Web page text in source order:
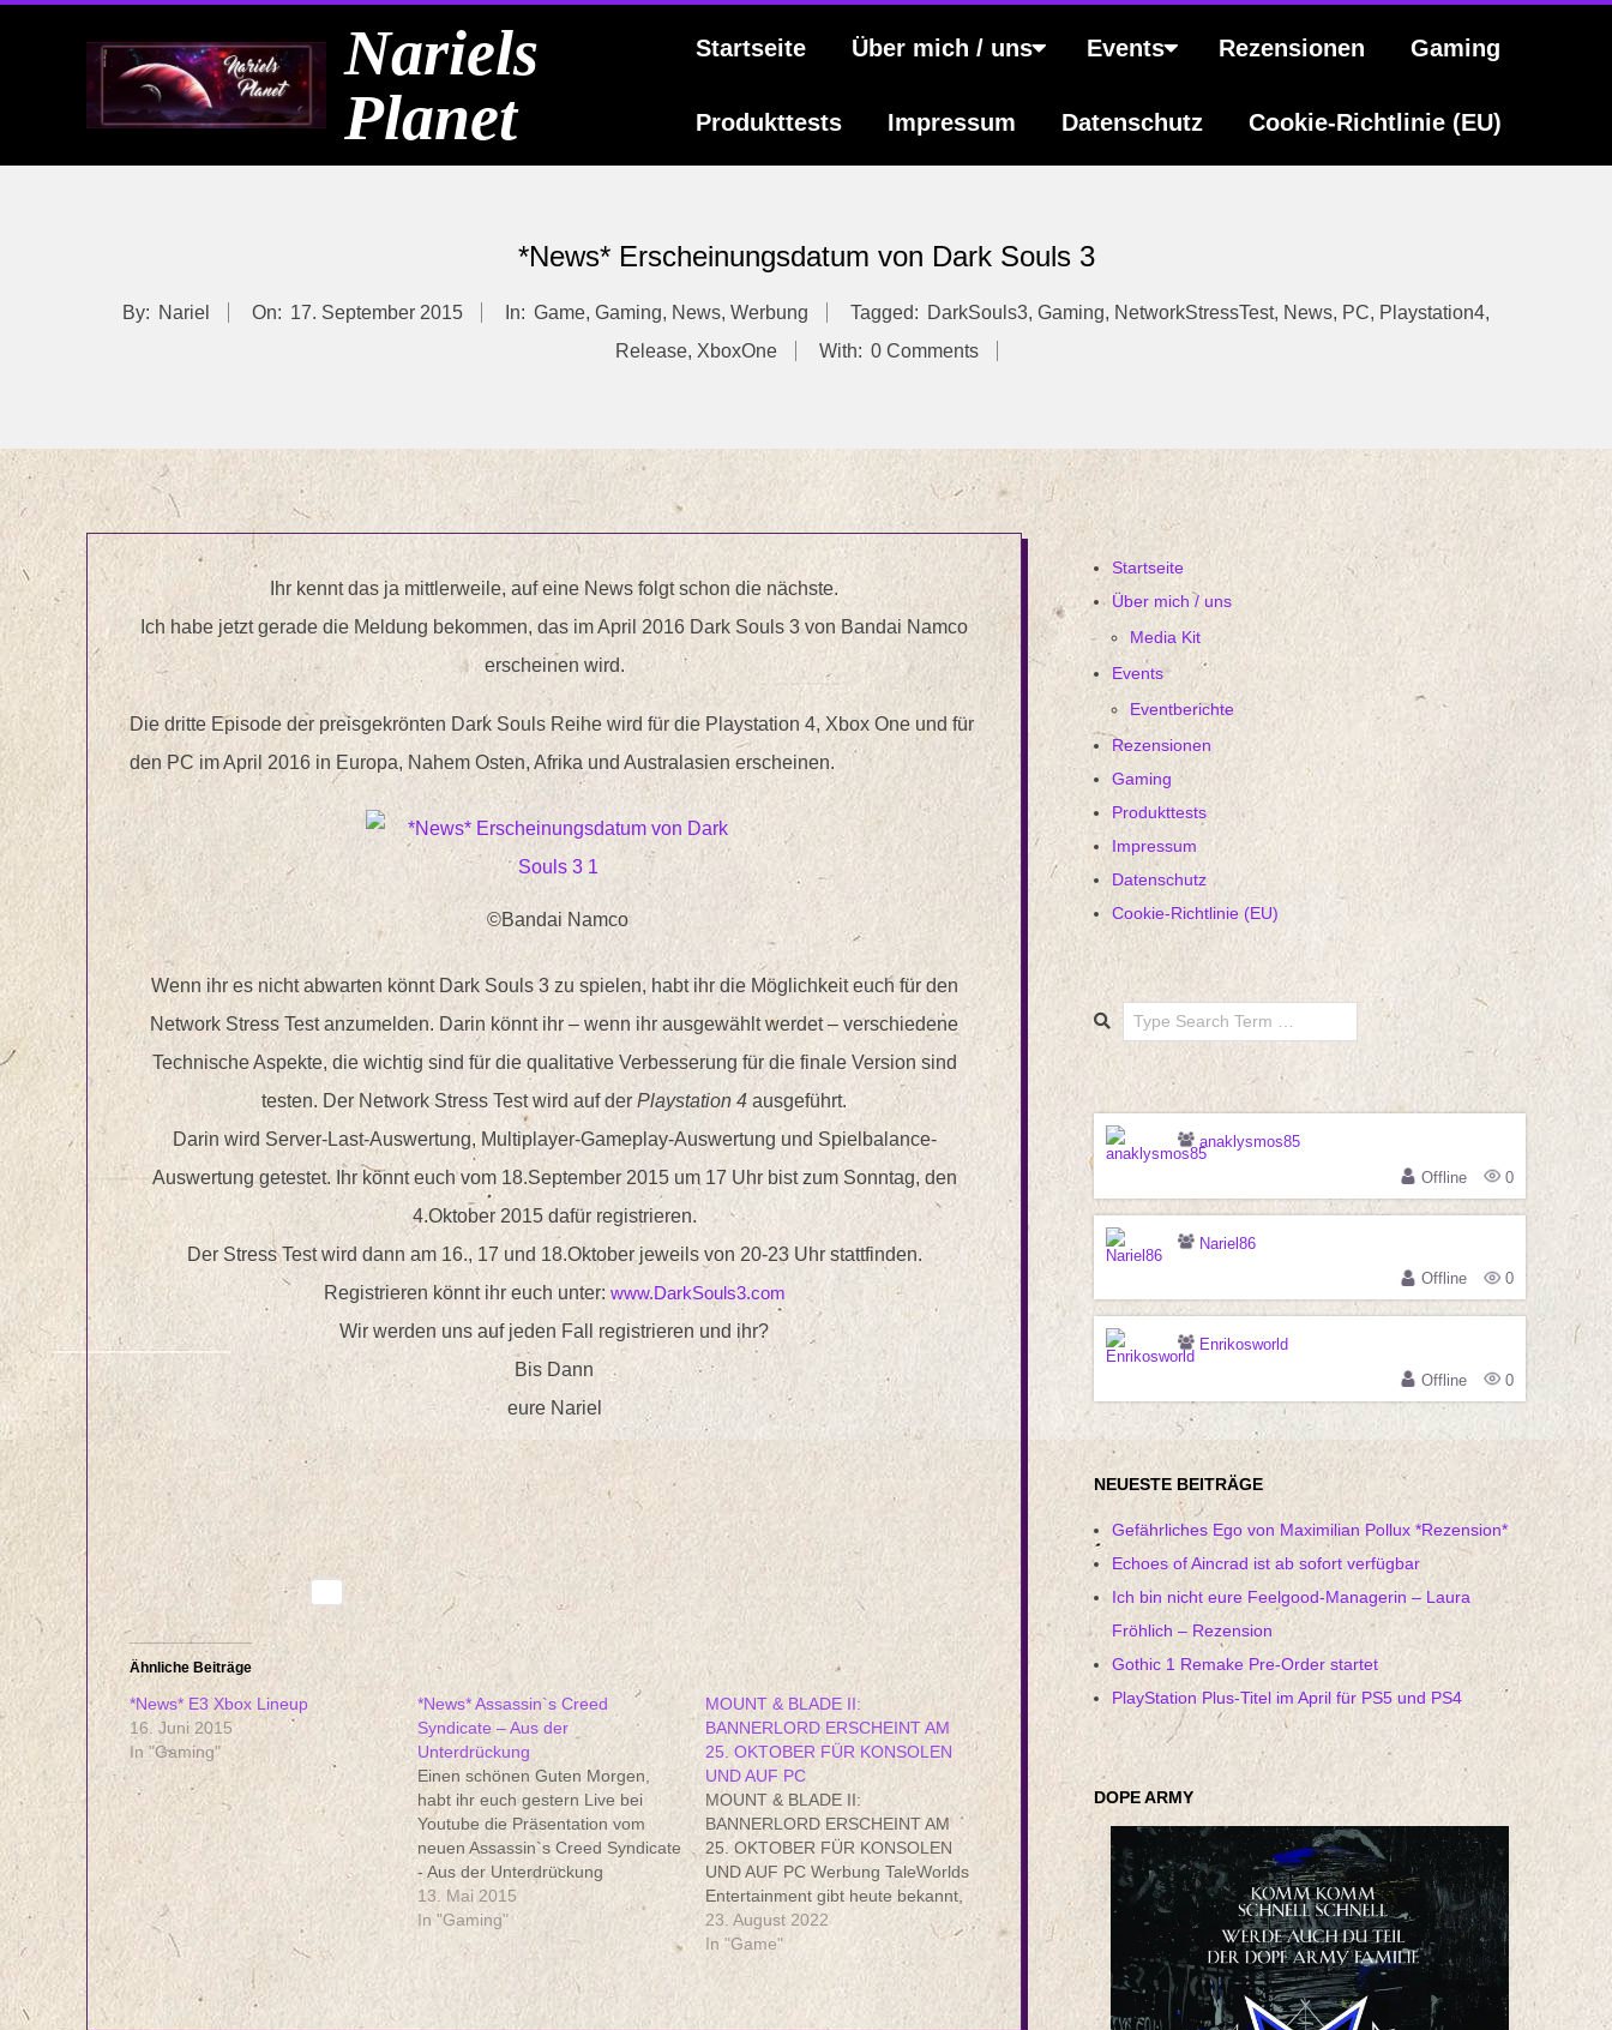
Nariels
Planet
Startseite Über mich / uns Events Rezensionen Gaming
Produkttests Impressum Datenschutz Cookie-Richtlinie (EU)
*News* Erscheinungsdatum von Dark Souls 3
By: Nariel On: 17. September 2015 In: Game, Gaming, News, Werbung Tagged: DarkSouls3, Gaming, NetworkStressTest, News, PC, Playstation4,
Release, XboxOne With: 0 Comments
Ihr kennt das ja mittlerweile, auf eine News folgt schon die nächste.
Ich habe jetzt gerade die Meldung bekommen, das im April 2016 Dark Souls 3 von Bandai Namco
erscheinen wird.
Die dritte Episode der preisgekrönten Dark Souls Reihe wird für die Playstation 4, Xbox One und für
den PC im April 2016 in Europa, Nahem Osten, Afrika und Australasien erscheinen.
©Bandai Namco
Wenn ihr es nicht abwarten könnt Dark Souls 3 zu spielen, habt ihr die Möglichkeit euch für den
Network Stress Test anzumelden. Darin könnt ihr – wenn ihr ausgewählt werdet – verschiedene
Technische Aspekte, die wichtig sind für die qualitative Verbesserung für die finale Version sind
testen. Der Network Stress Test wird auf der Playstation 4 ausgeführt.
Darin wird Server-Last-Auswertung, Multiplayer-Gameplay-Auswertung und Spielbalance-
Auswertung getestet. Ihr könnt euch vom 18.September 2015 um 17 Uhr bist zum Sonntag, den
4.Oktober 2015 dafür registrieren.
Der Stress Test wird dann am 16., 17 und 18.Oktober jeweils von 20-23 Uhr stattfinden.
Registrieren könnt ihr euch unter: www.DarkSouls3.com
Wir werden uns auf jeden Fall registrieren und ihr?
Bis Dann
eure Nariel
Ähnliche Beiträge
*News* E3 Xbox Lineup
16. Juni 2015
In "Gaming"
*News* Assassin`s Creed
Syndicate – Aus der
Unterdrückung
Einen schönen Guten Morgen,
habt ihr euch gestern Live bei
Youtube die Präsentation vom
neuen Assassin`s Creed Syndicate
- Aus der Unterdrückung
angesehen? Nein? Kein Problem.
Ich habe für euch ein paar News
und auch den neuen Trailer! Das
23. Oktober 2015 über Ubisoft
erscheinen…
13. Mai 2015
In "Gaming"
MOUNT & BLADE II:
BANNERLORD ERSCHEINT AM
25. OKTOBER FÜR KONSOLEN
UND AUF PC
MOUNT & BLADE II:
BANNERLORD ERSCHEINT AM
25. OKTOBER FÜR KONSOLEN
UND AUF PC Werbung TaleWorlds
Entertainment gibt heute bekannt,
dass ihr gefeiertes Action-RPG für
Playstation 4, Playstation 5, Xbox
One, Xbox One X und Xbox One S
erscheinen wird. TaleWorlds
Entertainment kündigte heute auf
23. August 2022
In "Game"
Startseite
Über mich / uns
Media Kit
Events
Eventberichte
Rezensionen
Gaming
Produkttests
Impressum
Datenschutz
Cookie-Richtlinie (EU)
Search
anaklysmos85
Offline
0
Nariel86
Offline
0
Enrikosworld
Offline
0
NEUESTE BEITRÄGE
Gefährliches Ego von Maximilian Pollux *Rezension*
Echoes of Aincrad ist ab sofort verfügbar
Ich bin nicht eure Feelgood-Managerin – Laura
Fröhlich – Rezension
Gothic 1 Remake Pre-Order startet
PlayStation Plus-Titel im April für PS5 und PS4
DOPE ARMY